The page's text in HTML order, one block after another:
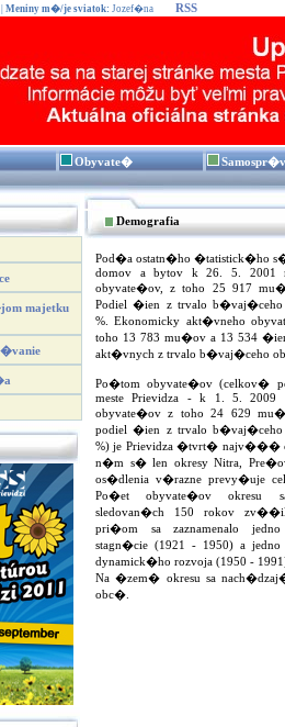
Meniny m�/je sviatok: Jozef�na RSS
Obyvate�
majetku
Demografia
Pod�a ostatn�ho �tatistick�ho
domov a bytov k 26. 5. 2001
obyvate�ov, z toho 25 917
Podiel �ien z trvalo b�vaj�ceho
%. Ekonomicky akt�vneho
toho 13 783 mu�ov a 13 534
akt�vnych z trvalo b�vaj�ceho
Po�tom obyvate�ov (celkov�
meste Prievidza - k 1. 5. 2009
obyvate�ov z toho 24 629
podiel �ien z trvalo b�vaj�ceho
%) je Prievidza �tvrt� najv���
n�m s� len okresy Nitra,
os�dlenia v�razne prevy�uje
Po�et obyvate�ov okresu
sledovan�ch 150 rokov
pri�om sa zaznamenalo
stagn�cie (1921 - 1950) a jedno
dynamick�ho rozvoja (1950 -
Na �zem� okresu sa
obc�.